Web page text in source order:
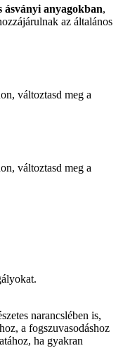
ásványi anyagokban,
az általános
változtasd meg a
változtasd meg a
narancslében is,
a fogszuvasodáshoz
ha gyakran